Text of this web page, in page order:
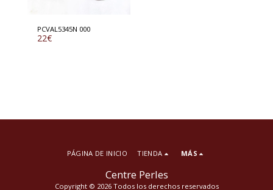
PCVAL5345N 000
22€
Centre Perles
Copyright © 2026 Todos los derechos reservados
PÁGINA DE INICIO TIENDA MÁS